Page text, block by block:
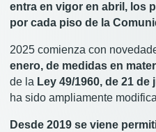
entra en vigor en abril, los
por cada piso de la
2025 comienza con
enero, de medidas en
de la Ley 49/1960, de 21
ha sido ampliamente
Desde 2019 se viene